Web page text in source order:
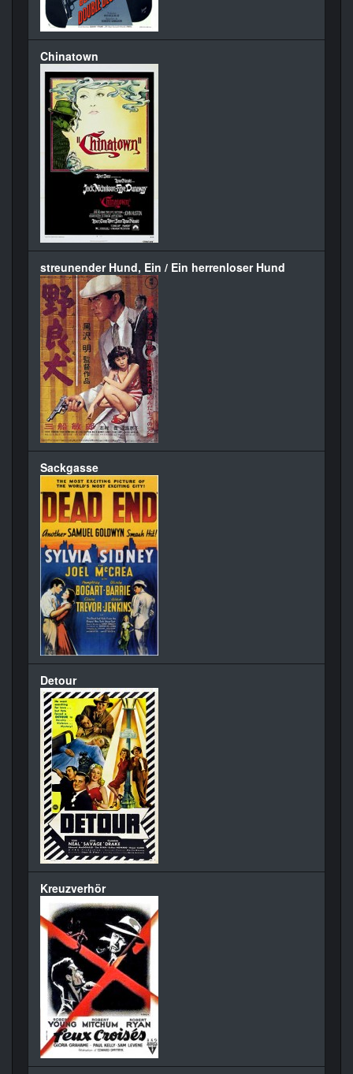
Chinatown
streunender Hund, Ein / Ein herrenloser Hund
Sackgasse
Detour
Kreuzverhör